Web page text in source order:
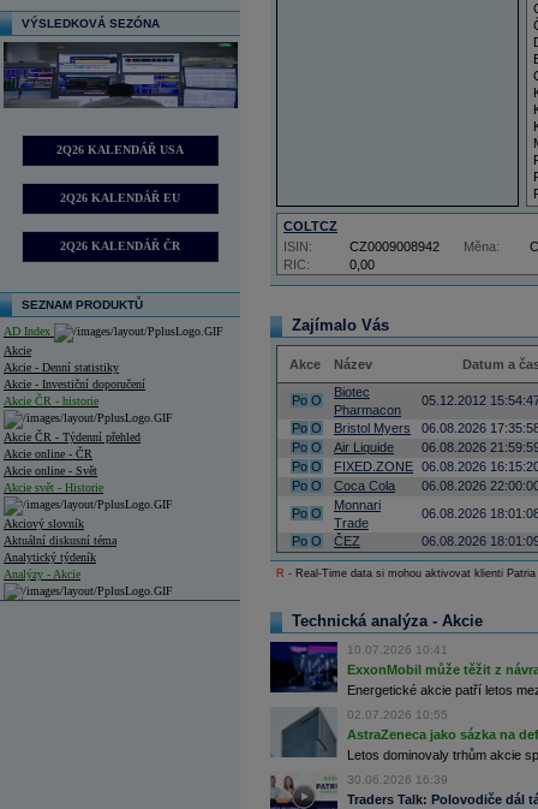
VÝSLEDKOVÁ SEZÓNA
2Q26 KALENDÁŘ USA
2Q26 KALENDÁŘ EU
2Q26 KALENDÁŘ ČR
SEZNAM PRODUKTŮ
AD Index
Akcie
Akcie - Denní statistiky
Akcie - Investiční doporučení
Akcie ČR - historie
Akcie ČR - Týdenní přehled
Akcie online - ČR
Akcie online - Svět
Akcie svět - Historie
Akciový slovník
Aktuální diskusní téma
Analytický týdeník
Analýzy - Akcie
COLTCZ
RIC: 0,00
ISIN: CZ0009008942 Měna:
Zajímalo Vás
Akce Název Datum a
Po O
Biotec
Pharmacon
05.12.2012
Po O Bristol Myers
06.08.2026
Po O Air Liquide
06.08.2026
Po O FIXED.ZONE 06.08.2026
Po O Coca Cola
06.08.2026
Po O
Monnari
Trade
06.08.2026
Po O ČEZ 06.08.2026
R - Real-Time data si mohou aktivovat klienti
Technická analýza - Akcie
10.07.2026 10:41
ExxonMobil může těžit z
Energetické akcie patří letos
02.07.2026 10:55
AstraZeneca jako sázka na
Letos dominovaly trhům akcie
30.06.2026 16:39
Traders Talk: Polovodiče dál